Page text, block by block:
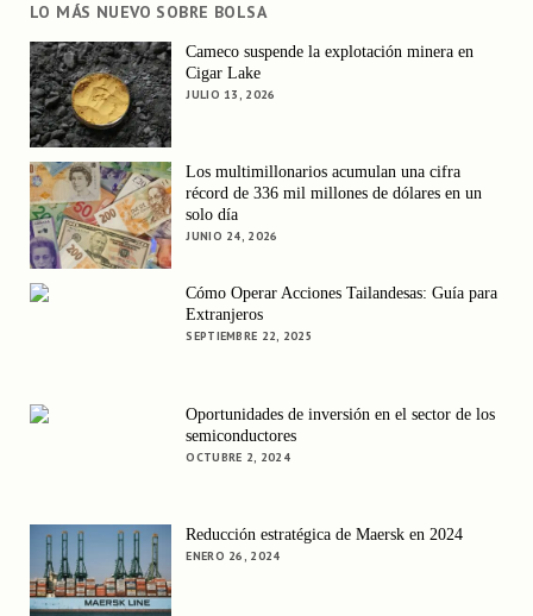
LO MÁS NUEVO SOBRE BOLSA
Cameco suspende la explotación minera en
Cigar Lake
JULIO 13, 2026
Los multimillonarios acumulan una cifra
récord de 336 mil millones de dólares en un
solo día
JUNIO 24, 2026
Cómo Operar Acciones Tailandesas: Guía para
Extranjeros
SEPTIEMBRE 22, 2025
Oportunidades de inversión en el sector de los
semiconductores
OCTUBRE 2, 2024
Reducción estratégica de Maersk en 2024
ENERO 26, 2024